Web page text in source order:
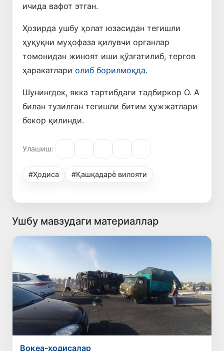
ичида вафот этган.
Ҳозирда ушбу ҳолат юзасидан тегишли
ҳуқуқни муҳофаза қилувчи органлар
томонидан жиноят иши қўзғатилиб, тергов
ҳаракатлари олиб борилмоқда.
Шунингдек, якка тартибдаги тадбиркор О. А
билан тузилган тегишли битим ҳужжатлари
бекор қилинди.
Улашиш:
#Ҳодиса #Қашқадарё вилояти
Ушбу мавзудаги материаллар
Воқеа-ҳодисалар